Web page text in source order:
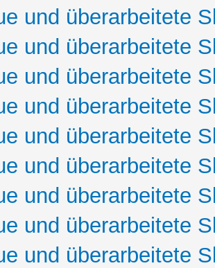
und überarbeitete
und überarbeitete
und überarbeitete
und überarbeitete
und überarbeitete
und überarbeitete
und überarbeitete
und überarbeitete
und überarbeitete